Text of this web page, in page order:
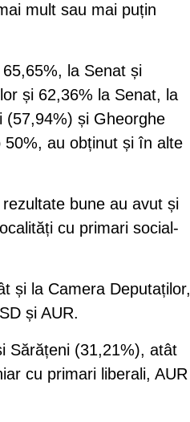
mult sau mai puțin
la Senat și
și 62,36% la Senat, la
(57,94%) și Gheorghe
50%, au obținut și în alte
bune au avut și
cu primari social-
și la Camera Deputaților,
și AUR.
Sărățeni (31,21%), atât
cu primari liberali, AUR